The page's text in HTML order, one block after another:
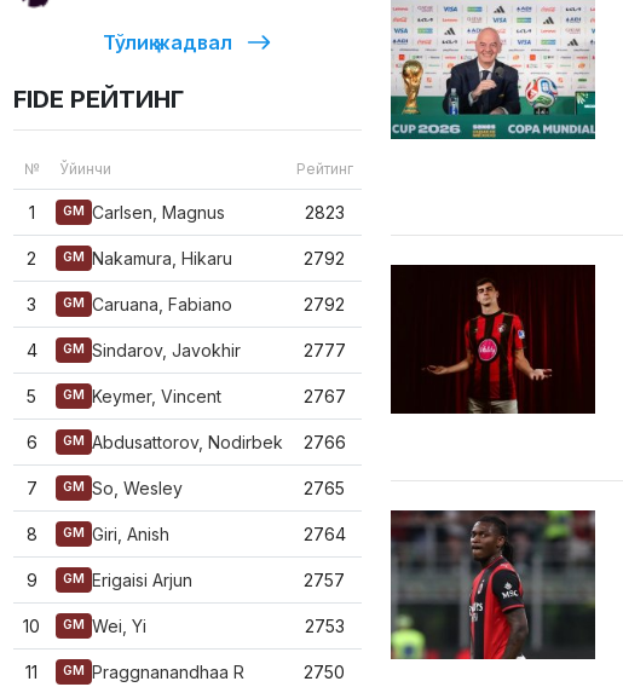
Тўлиқ жадвал
FIDE РЕЙТИНГ
№ Ўйинчи Рейтинг
1 GM Carlsen, Magnus 2823
2 GM Nakamura, Hikaru 2792
3 GM Caruana, Fabiano 2792
4 GM Sindarov, Javokhir 2777
5 GM Keymer, Vincent 2767
6 GM Abdusattorov, Nodirbek 2766
7 GM So, Wesley 2765
8 GM Giri, Anish 2764
9 GM Erigaisi Arjun 2757
10 GM Wei, Yi 2753
11 GM Praggnanandhaa R 2750